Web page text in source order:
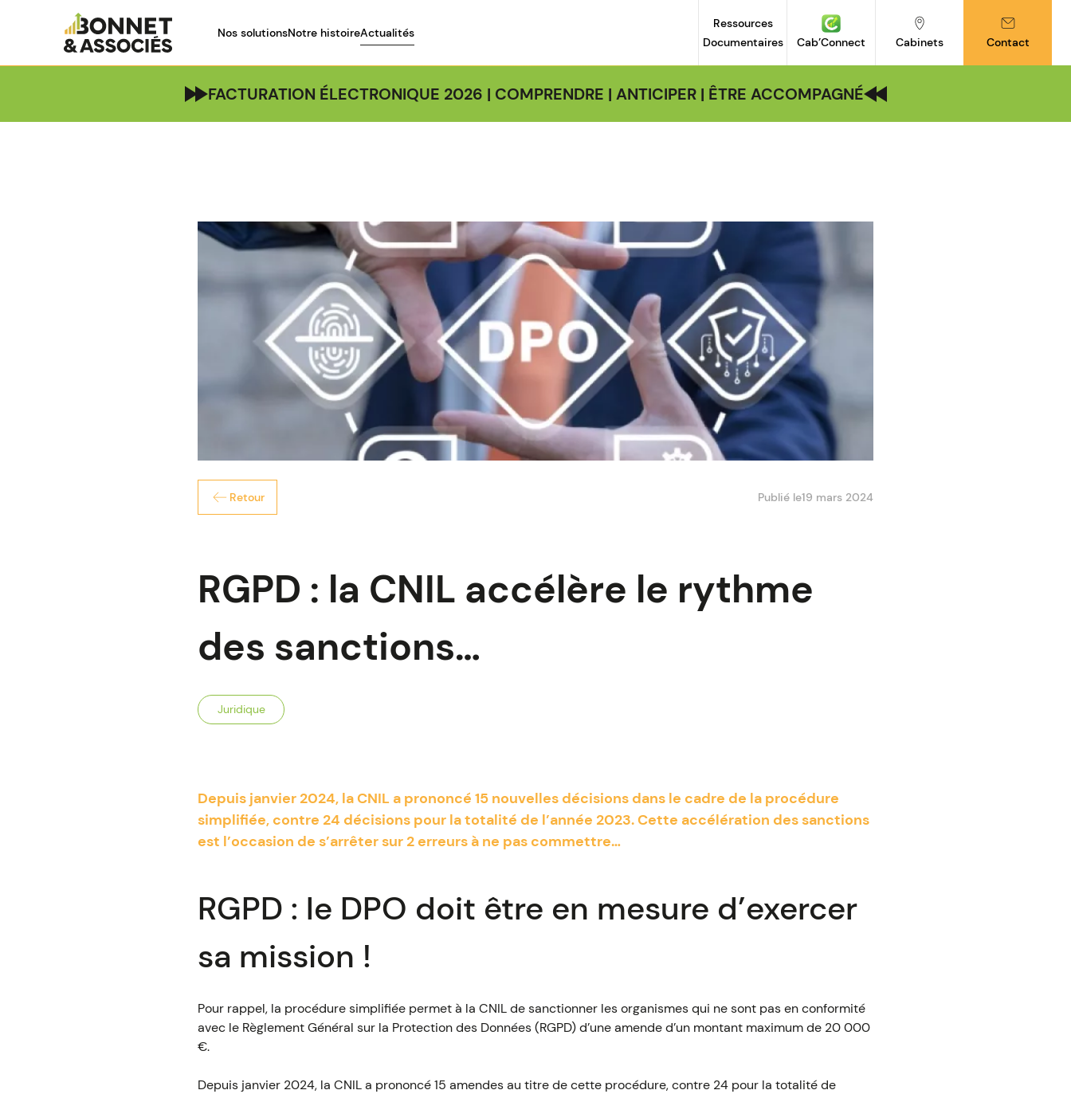
Nos solutionsNotre histoireActualités
Ressources
Documentaires
Cab’Connect Cabinets Contact
FACTURATION ÉLECTRONIQUE 2026 | COMPRENDRE | ANTICIPER | ÊTRE ACCOMPAGNÉ
Retour Publié le19 mars 2024
RGPD : la CNIL accélère le rythme
des sanctions…
Juridique
Depuis janvier 2024, la CNIL a prononcé 15 nouvelles décisions dans le cadre de la procédure
simplifiée, contre 24 décisions pour la totalité de l’année 2023. Cette accélération des sanctions
est l’occasion de s’arrêter sur 2 erreurs à ne pas commettre…
RGPD : le DPO doit être en mesure d’exercer
sa mission !
Pour rappel, la procédure simplifiée permet à la CNIL de sanctionner les organismes qui ne sont pas en conformité
avec le Règlement Général sur la Protection des Données (RGPD) d’une amende d’un montant maximum de 20 000
€.
Depuis janvier 2024, la CNIL a prononcé 15 amendes au titre de cette procédure, contre 24 pour la totalité de